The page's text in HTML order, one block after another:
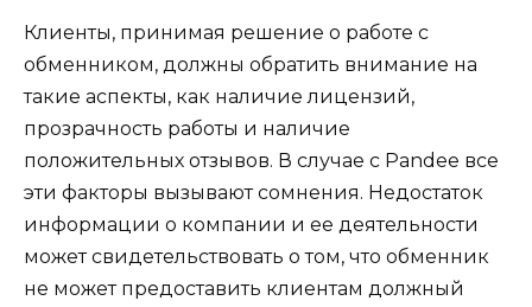
Клиенты, принимая решение о работе с
обменником, должны обратить внимание на
такие аспекты, как наличие лицензий,
прозрачность работы и наличие
положительных отзывов. В случае с Pandee все
эти факторы вызывают сомнения. Недостаток
информации о компании и ее деятельности
может свидетельствовать о том, что обменник
не может предоставить клиентам должный